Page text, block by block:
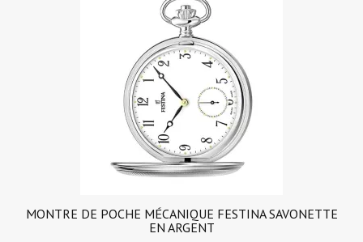
MONTRE DE POCHE MÉCANIQUE FESTINA SAVONETTE
EN ARGENT